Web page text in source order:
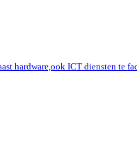
hardware,ook ICT diensten